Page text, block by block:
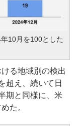
10月を100とした
る地域別の検出
超え、続いて日
期と同様に、米
た。